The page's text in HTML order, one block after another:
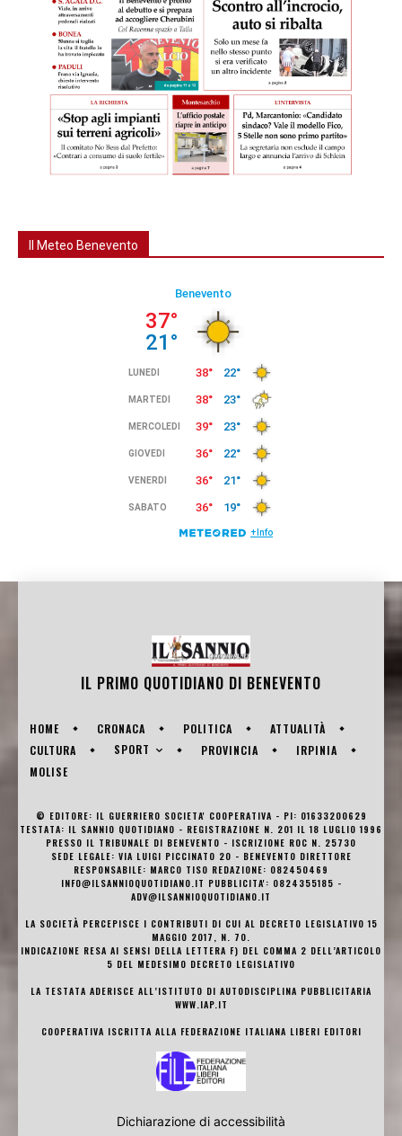
Il Meteo Benevento
IL PRIMO QUOTIDIANO DI BENEVENTO
HOME CRONACA POLITICA
ATTUALITÀ
CULTURA
SPORT PROVINCIA
IRPINIA
MOLISE
© EDITORE: IL GUERRIERO SOCIETA' COOPERATIVA - PI: 01633200629
TESTATA: IL SANNIO QUOTIDIANO - REGISTRAZIONE N. 201 IL 18 LUGLIO 1996
PRESSO IL TRIBUNALE DI BENEVENTO - ISCRIZIONE ROC N. 25730
SEDE LEGALE: VIA LUIGI PICCINATO 20 - BENEVENTO DIRETTORE
RESPONSABILE: MARCO TISO REDAZIONE: 082450469
INFO@ILSANNIOQUOTIDIANO.IT PUBBLICITA': 0824355185 -
ADV@ILSANNIOQUOTIDIANO.IT
LA SOCIETÀ PERCEPISCE I CONTRIBUTI DI CUI AL DECRETO LEGISLATIVO 15
MAGGIO 2017, N. 70.
INDICAZIONE RESA AI SENSI DELLA LETTERA F) DEL COMMA 2 DELL’ARTICOLO
5 DEL MEDESIMO DECRETO LEGISLATIVO
LA TESTATA ADERISCE ALL’ISTITUTO DI AUTODISCIPLINA PUBBLICITARIA
WWW.IAP.IT
COOPERATIVA ISCRITTA ALLA FEDERAZIONE ITALIANA LIBERI EDITORI
Dichiarazione di accessibilità